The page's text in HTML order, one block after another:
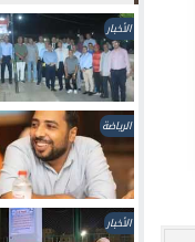
الأخبار
الرياضة
الأخبار